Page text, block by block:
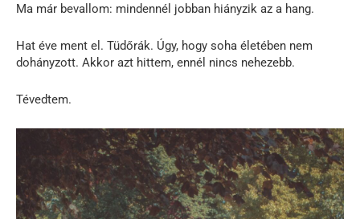
Ma már bevallom: mindennél jobban hiányzik az a hang.
Hat éve ment el. Tüdőrák. Úgy, hogy soha életében nem
dohányzott. Akkor azt hittem, ennél nincs nehezebb.
Tévedtem.